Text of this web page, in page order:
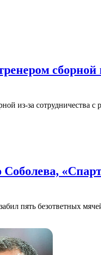
сборной
из-за сотрудничества
пять безответных